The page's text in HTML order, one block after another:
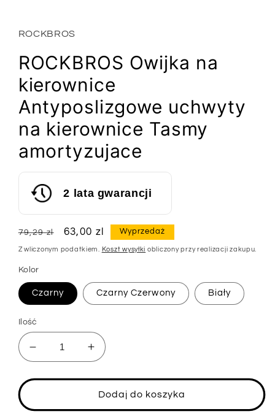
ROCKBROS
ROCKBROS Owijka na
kierownice
Antyposlizgowe uchwyty
na kierownice Tasmy
amortyzujace
2 lata gwarancji
Cena
regularna
79,29 zl
Cena
sprzedaży
63,00 zl Wyprzedaż
Z wliczonym podatkiem. Koszt wysyłki obliczony przy realizacji zakupu.
Kolor
Czarny Czarny Czerwony Biały
Ilość
Zmniejsz
ilość
dla
ROCKBROS
Owijka
Zwiększ
ilość
dla
ROCKBROS
Owijka
Dodaj do koszyka